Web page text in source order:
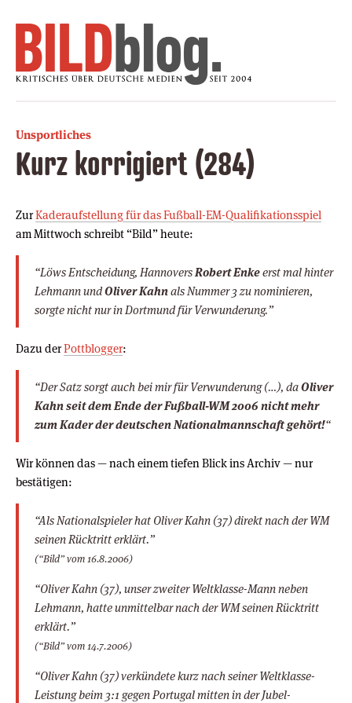
Unsportliches
Kurz korrigiert (284)
ZurKaderaufstellung für das Fußball-EM-Qualifikationsspiel
am Mittwoch schreibt “Bild” heute:
“Löws Entscheidung, Hannovers Robert Enkeerst mal hinter
Lehmann undOliver Kahnals Nummer 3 zu nominieren,
sorgte nicht nur in Dortmund für Verwunderung.”
Dazu derPottblogger:
“Der Satz sorgt auch bei mir für Verwunderung (…), daOliver
Kahn seit dem Ende der Fußball-WM 2006 nicht mehr
zum Kader der deutschen Nationalmannschaft gehört!“
Wir können das — nach einem tiefen Blick ins Archiv — nur
bestätigen:
“Als Nationalspieler hat Oliver Kahn (37) direkt nach der WM
seinen Rücktritt erklärt.”
(“Bild” vom 16.8.2006)
“Oliver Kahn (37), unser zweiter Weltklasse-Mann neben
Lehmann, hatte unmittelbar nach der WM seinen Rücktritt
erklärt.”
(“Bild” vom 14.7.2006)
“Oliver Kahn (37) verkündete kurz nach seiner Weltklasse-
Leistung beim 3:1 gegen Portugal mitten in der Jubel-